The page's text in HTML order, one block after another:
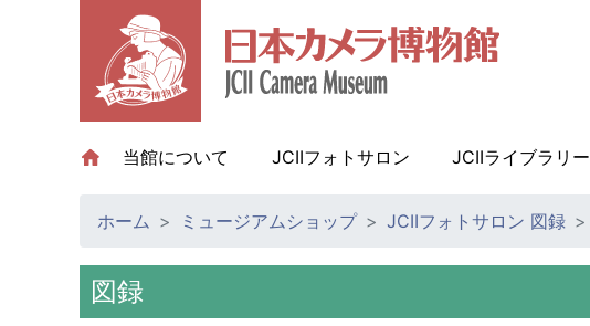
当館について (current)JCIIフォトサロン JCIIライブラリー
ホーム ミュージアムショップ JCIIフォトサロン 図録
図録